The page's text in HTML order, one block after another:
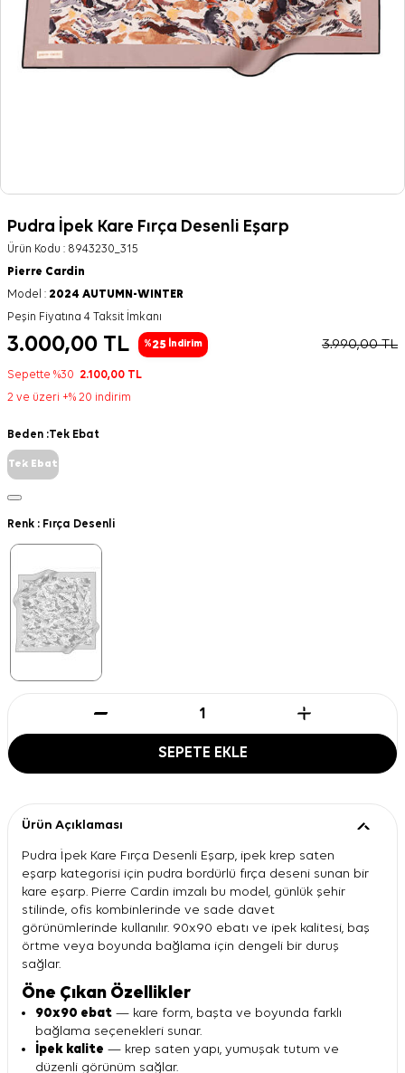
Pudra İpek Kare Fırça Desenli Eşarp
Ürün Kodu : 8943230_315
Pierre Cardin
Model : 2024 AUTUMN-WINTER
Peşin Fiyatına 4 Taksit İmkanı
3.000,00 TL %25 İndirim 3.990,00TL
Sepette %30 2.100,00 TL
2 ve üzeri +% 20 indirim
Beden :Tek Ebat
Tek Ebat
Renk : Fırça Desenli
SEPETE EKLE
Ürün Açıklaması
Pudra İpek Kare Fırça Desenli Eşarp, ipek krep saten
eşarp kategorisi için pudra bordürlü fırça deseni sunan bir
kare eşarp. Pierre Cardin imzalı bu model, günlük şehir
stilinde, ofis kombinlerinde ve sade davet
görünümlerinde kullanılır. 90x90 ebatı ve ipek kalitesi, baş
örtme veya boyunda bağlama için dengeli bir duruş
sağlar.
Öne Çıkan Özellikler
90x90 ebat — kare form, başta ve boyunda farklı
bağlama seçenekleri sunar.
İpek kalite — krep saten yapı, yumuşak tutum ve
düzenli görünüm sağlar.